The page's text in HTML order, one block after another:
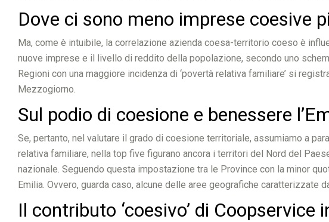
Dove ci sono meno imprese coesive
Ma, come è intuibile, la correlazione azienda coesa-territorio coeso è
nuove imprese e il livello di reddito della popolazione, secondo uno
Regioni con una maggiore incidenza di ‘povertà relativa familiare’ si
Mezzogiorno.
Sul podio di coesione e benessere
Se, pertanto, nel valutare il grado di coesione territoriale, assumiamo a
relativa familiare, nella top five figurano ancora i territori del Nord del
nazionale. Seguendo questa impostazione tra le Province con la minor
Emilia. Ovvero, guarda caso, alcune delle aree geografiche caratterizzate
Il contributo ‘coesivo’ di